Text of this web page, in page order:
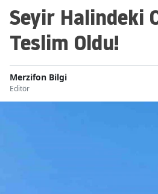
Seyir Halindeki
Teslim Oldu!
Merzifon Bilgi
Editör